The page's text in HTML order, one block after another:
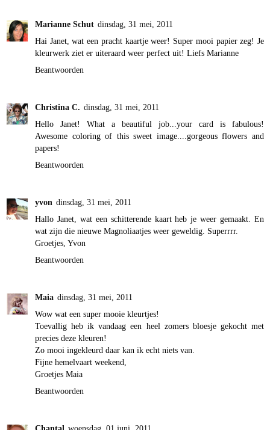
Marianne Schut dinsdag, 31 mei, 2011
Hai Janet, wat een pracht kaartje weer! Super mooi papier zeg! Je
kleurwerk ziet er uiteraard weer perfect uit! Liefs Marianne
Beantwoorden
Christina C. dinsdag, 31 mei, 2011
Hello Janet! What a beautiful job...your card is fabulous!
Awesome coloring of this sweet image....gorgeous flowers and
papers!
Beantwoorden
yvon dinsdag, 31 mei, 2011
Hallo Janet, wat een schitterende kaart heb je weer gemaakt. En
wat zijn die nieuwe Magnoliaatjes weer geweldig. Superrrr.
Groetjes, Yvon
Beantwoorden
Maia dinsdag, 31 mei, 2011
Wow wat een super mooie kleurtjes!
Toevallig heb ik vandaag een heel zomers bloesje gekocht met
precies deze kleuren!
Zo mooi ingekleurd daar kan ik echt niets van.
Fijne hemelvaart weekend,
Groetjes Maia
Beantwoorden